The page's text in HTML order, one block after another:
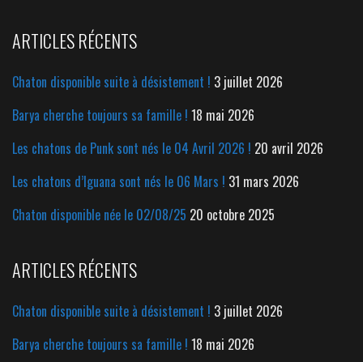
ARTICLES RÉCENTS
Chaton disponible suite à désistement ! 3 juillet 2026
Barya cherche toujours sa famille ! 18 mai 2026
Les chatons de Punk sont nés le 04 Avril 2026 ! 20 avril 2026
Les chatons d’Iguana sont nés le 06 Mars ! 31 mars 2026
Chaton disponible née le 02/08/25 20 octobre 2025
ARTICLES RÉCENTS
Chaton disponible suite à désistement ! 3 juillet 2026
Barya cherche toujours sa famille ! 18 mai 2026